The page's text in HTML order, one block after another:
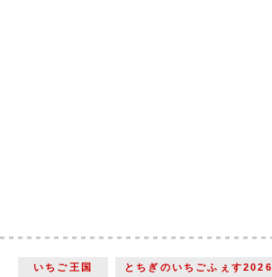
いちご王国 とちぎのいちごふぇす2026